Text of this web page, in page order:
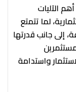
الآليات
لما تتمتع
إلى جانب قدرتها
واستدامة